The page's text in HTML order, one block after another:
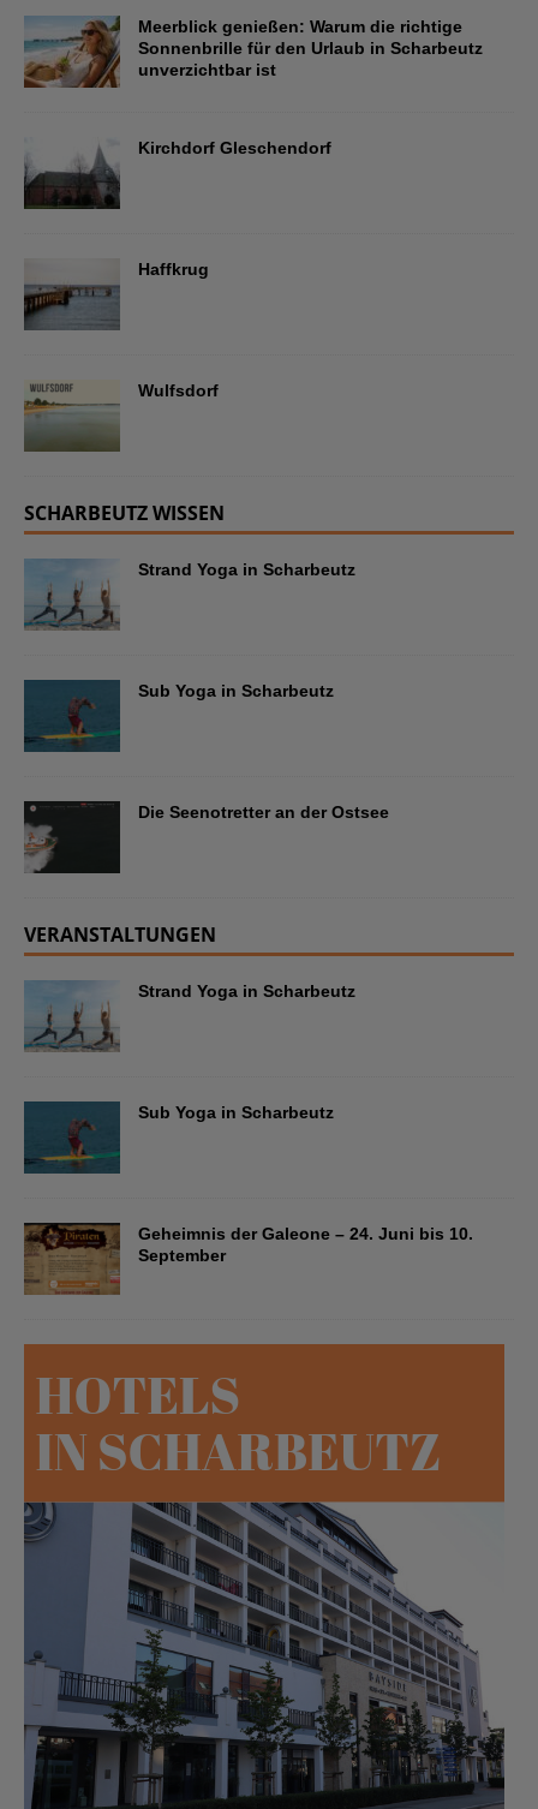
Meerblick genießen: Warum die richtige
Sonnenbrille für den Urlaub in Scharbeutz
unverzichtbar ist
Kirchdorf Gleschendorf
Haffkrug
Wulfsdorf
SCHARBEUTZ WISSEN
Strand Yoga in Scharbeutz
Sub Yoga in Scharbeutz
Die Seenotretter an der Ostsee
VERANSTALTUNGEN
Strand Yoga in Scharbeutz
Sub Yoga in Scharbeutz
Geheimnis der Galeone – 24. Juni bis 10.
September